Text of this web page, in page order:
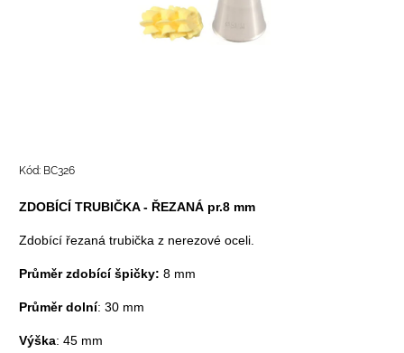
Kód: BC326
ZDOBÍCÍ TRUBIČKA - ŘEZANÁ pr.8 mm
Zdobící řezaná trubička z nerezové oceli.
Průměr zdobící špičky: 8 mm
Průměr dolní: 30 mm
Výška: 45 mm